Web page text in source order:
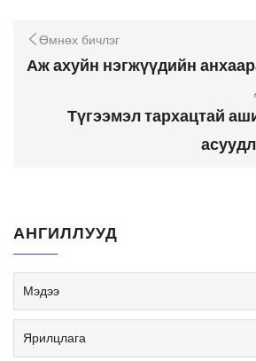
Өмнөх бичлэг
Аж ахуйн нэгжүүдийн
Түгээмэл тархацтай
АНГИЛЛУУД
Мэдээ
Ярилцлага